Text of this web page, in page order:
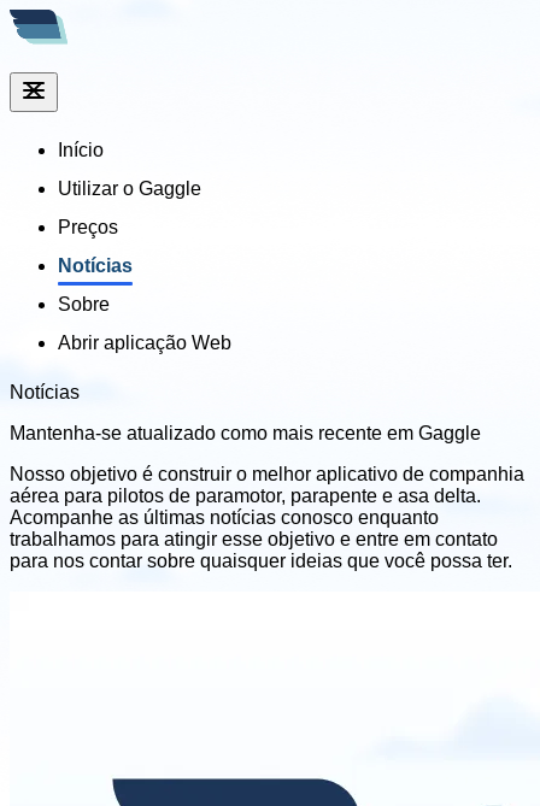
Início
Utilizar o Gaggle
Preços
Notícias
Sobre
Abrir aplicação Web
Notícias
Mantenha-se atualizado como mais recente em Gaggle
Nosso objetivo é construir o melhor aplicativo de companhia
aérea para pilotos de paramotor, parapente e asa delta.
Acompanhe as últimas notícias conosco enquanto
trabalhamos para atingir esse objetivo e entre em contato
para nos contar sobre quaisquer ideias que você possa ter.